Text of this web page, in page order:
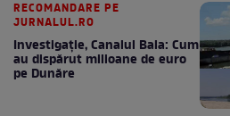
RECOMANDARE PE
JURNALUL.RO
Investigație, Canalul Bala: Cum
au dispărut milioane de euro
pe Dunăre